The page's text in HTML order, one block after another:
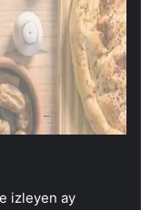
izleyen ay